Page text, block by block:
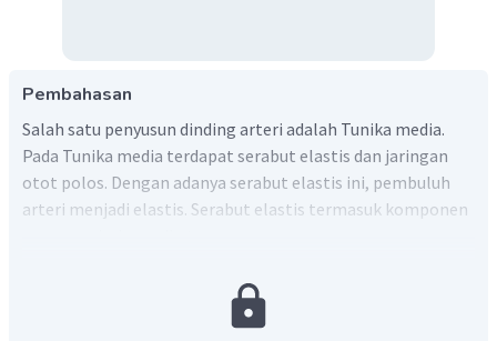
Pembahasan
Salah satu penyusun dinding arteri adalah Tunika media.
Pada Tunika media terdapat serabut elastis dan jaringan
otot polos. Dengan adanya serabut elastis ini, pembuluh
arteri menjadi elastis. Serabut elastis termasuk komponen
Dengan demikian, jawaban yang benar adalah A.